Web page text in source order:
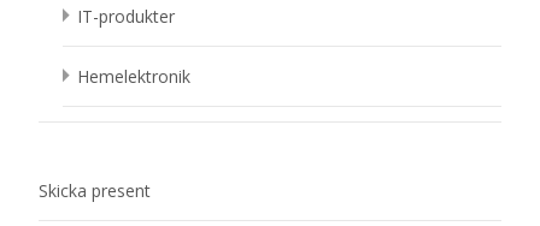
IT-produkter
Hemelektronik
Skicka present